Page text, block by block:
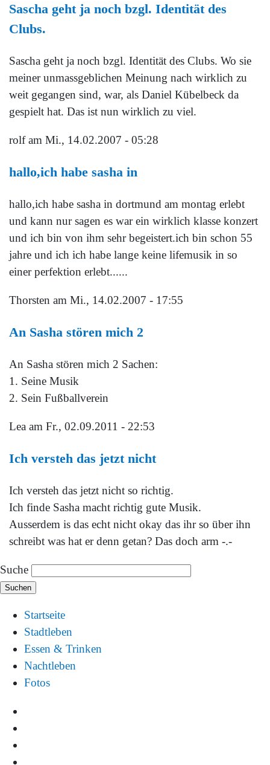
Sascha geht ja noch bzgl. Identität des
Clubs.
Sascha geht ja noch bzgl. Identität des Clubs. Wo sie
meiner unmassgeblichen Meinung nach wirklich zu
weit gegangen sind, war, als Daniel Kübelbeck da
gespielt hat. Das ist nun wirklich zu viel.
rolfam Mi., 14.02.2007 - 05:28
hallo,ich habe sasha in
hallo,ich habe sasha in dortmund am montag erlebt
und kann nur sagen es war ein wirklich klasse konzert
und ich bin von ihm sehr begeistert.ich bin schon 55
jahre und ich ich habe lange keine lifemusik in so
einer perfektion erlebt......
Thorsten am Mi., 14.02.2007 - 17:55
An Sasha stören mich 2
An Sasha stören mich 2 Sachen:
1. Seine Musik
2. Sein Fußballverein
Lea am Fr., 02.09.2011 - 22:53
Ich versteh das jetzt nicht
Ich versteh das jetzt nicht so richtig.
Ich finde Sasha macht richtig gute Musik.
Ausserdem is das echt nicht okay das ihr so über ihn
schreibt was hat er denn getan? Das doch arm -.-
Suche
Startseite
Stadtleben
Essen & Trinken
Nachtleben
Fotos